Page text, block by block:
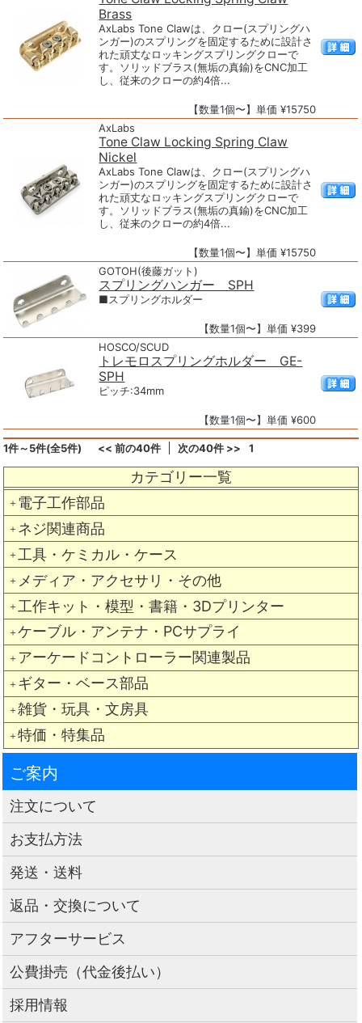
カテゴリー一覧
＋ 電子工作部品
＋ ネジ関連商品
＋ 工具・ケミカル・ケース
＋ メディア・アクセサリ・その他
＋ 工作キット・模型・書籍・3Dプリンター
＋ ケーブル・アンテナ・PCサプライ
＋ アーケードコントローラー関連製品
＋ ギター・ベース部品
＋ 雑貨・玩具・文房具
＋ 特価・特集品
Brass
AxLabs Tone Clawは、クロー(スプリングハ
ンガー)のスプリングを固定するために設計さ
れた頑丈なロッキングスプリングクローで
す。ソリッドブラス(無垢の真鍮)をCNC加工
し、従来のクローの約4倍...
【数量1個〜】単価 ¥15750
AxLabs
Tone Claw Locking Spring Claw
Nickel
AxLabs Tone Clawは、クロー(スプリングハ
ンガー)のスプリングを固定するために設計さ
れた頑丈なロッキングスプリングクローで
す。ソリッドブラス(無垢の真鍮)をCNC加工
し、従来のクローの約4倍...
【数量1個〜】単価 ¥15750
GOTOH(後藤ガット)
スプリングハンガー SPH
■スプリングホルダー
【数量1個〜】単価 ¥399
HOSCO/SCUD
トレモロスプリングホルダー GE-
SPH
ピッチ:34mm
【数量1個〜】単価 ¥600
1件～5件(全5件) << 前の40件 次の40件 >> 1
ご案内
注文について
お支払方法
発送・送料
返品・交換について
アフターサービス
公費掛売（代金後払い）
採用情報